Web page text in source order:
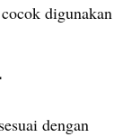
digunakan
dengan